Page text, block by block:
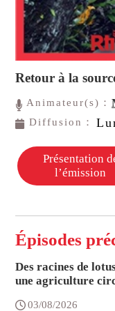
Retour à la
Animateur(s)：
Diffusion：
Présentation
l’émission
Épisodes
Des racines de
une agriculture
03/08/2026